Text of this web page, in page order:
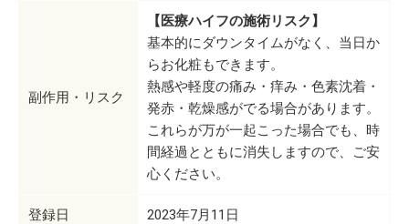
副作用・リスク
【医療ハイフの施術リスク】
基本的にダウンタイムがなく、当日か
らお化粧もできます。
熱感や軽度の痛み・痒み・色素沈着・
発赤・乾燥感がでる場合があります。
これらが万が一起こった場合でも、時
間経過とともに消失しますので、ご安
心ください。
登録日 2023年7月11日